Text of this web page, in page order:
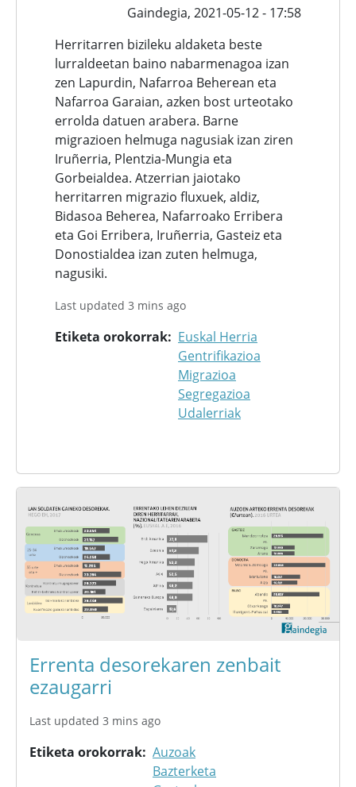
Gaindegia, 2021-05-12 - 17:58
Herritarren bizileku aldaketa beste
lurraldeetan baino nabarmenagoa izan
zen Lapurdin, Nafarroa Beherean eta
Nafarroa Garaian, azken bost urteotako
errolda datuen arabera. Barne
migrazioen helmuga nagusiak izan ziren
Iruñerria, Plentzia-Mungia eta
Gorbeialdea. Atzerrian jaiotako
herritarren migrazio fluxuek, aldiz,
Bidasoa Beherea, Nafarroako Erribera
eta Goi Erribera, Iruñerria, Gasteiz eta
Donostialdea izan zuten helmuga,
nagusiki.
Last updated 3 mins ago
Etiketa orokorrak
Euskal Herria
Gentrifikazioa
Migrazioa
Segregazioa
Udalerriak
Errenta desorekaren zenbait
ezaugarri
Last updated 3 mins ago
Etiketa orokorrak Auzoak
Bazterketa